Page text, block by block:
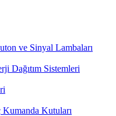
ve Sinyal Lambaları
Dağıtım Sistemleri
Kutuları